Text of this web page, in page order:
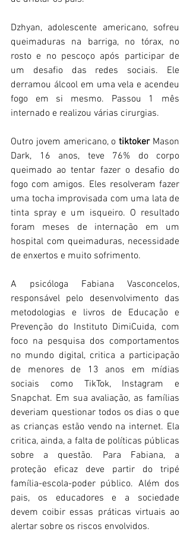
Dzhyan, adolescente americano, sofreu
queimaduras na barriga, no tórax, no
rosto e no pescoço após participar de
um desafio das redes sociais. Ele
derramou álcool em uma vela e acendeu
fogo em si mesmo. Passou 1 mês
internado e realizou várias cirurgias.
Outro jovem americano, o tiktoker Mason
Dark, 16 anos, teve 76% do corpo
queimado ao tentar fazer o desafio do
fogo com amigos. Eles resolveram fazer
uma tocha improvisada com uma lata de
tinta spray e um isqueiro. O resultado
foram meses de internação em um
hospital com queimaduras, necessidade
de enxertos e muito sofrimento.
A psicóloga Fabiana Vasconcelos,
responsável pelo desenvolvimento das
metodologias e livros de Educação e
Prevenção do Instituto DimiCuida, com
foco na pesquisa dos comportamentos
no mundo digital, critica a participação
de menores de 13 anos em mídias
sociais como TikTok, Instagram e
Snapchat. Em sua avaliação, as famílias
deveriam questionar todos os dias o que
as crianças estão vendo na internet. Ela
critica, ainda, a falta de políticas públicas
sobre a questão. Para Fabiana, a
proteção eficaz deve partir do tripé
família-escola-poder público. Além dos
pais, os educadores e a sociedade
devem coibir essas práticas virtuais ao
alertar sobre os riscos envolvidos.